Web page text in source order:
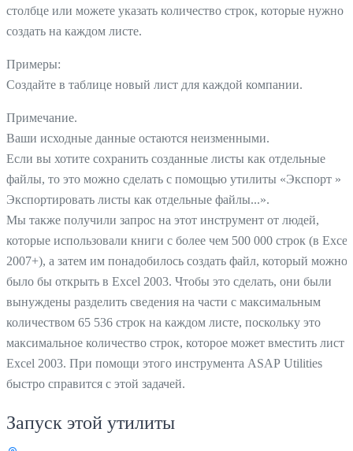
столбце или можете указать количество строк, которые нужно
создать на каждом листе.
Примеры:
Создайте в таблице новый лист для каждой компании.
Примечание.
Ваши исходные данные остаются неизменными.
Если вы хотите сохранить созданные листы как отдельные
файлы, то это можно сделать с помощью утилиты «Экспорт »
Экспортировать листы как отдельные файлы...».
Мы также получили запрос на этот инструмент от людей,
которые использовали книги с более чем 500 000 строк (в Excel
2007+), а затем им понадобилось создать файл, который можно
было бы открыть в Excel 2003. Чтобы это сделать, они были
вынуждены разделить сведения на части с максимальным
количеством 65 536 строк на каждом листе, поскольку это
максимальное количество строк, которое может вместить лист в
Excel 2003. При помощи этого инструмента ASAP Utilities
быстро справится с этой задачей.
Запуск этой утилиты